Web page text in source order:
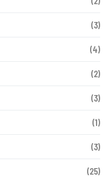
(3)
(4)
(2)
(3)
(1)
(3)
(25)